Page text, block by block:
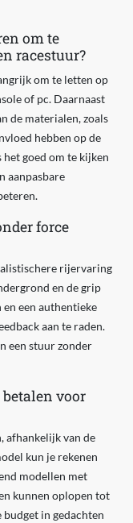
om te
racestuur?
om te letten op
of pc. Daarnaast
de materialen, zoals
hebben op de
goed om te kijken
aanpasbare
force
rijervaring
en de grip
een authentieke
aan te raden.
een stuur zonder
voor
afhankelijk van de
kun je rekenen
modellen met
kunnen oplopen tot
in gedachten